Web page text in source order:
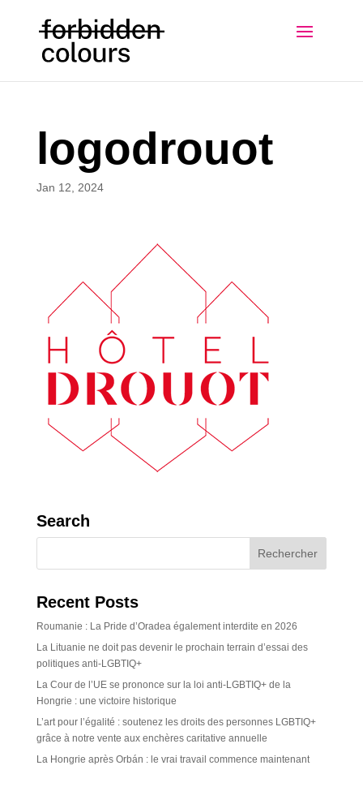
logodrouot
Jan 12, 2024
Search
Recent Posts
Roumanie : La Pride d’Oradea également interdite en 2026
La Lituanie ne doit pas devenir le prochain terrain d’essai des
politiques anti-LGBTIQ+
La Cour de l’UE se prononce sur la loi anti-LGBTIQ+ de la
Hongrie : une victoire historique
L’art pour l’égalité : soutenez les droits des personnes LGBTIQ+
grâce à notre vente aux enchères caritative annuelle
La Hongrie après Orbán : le vrai travail commence maintenant